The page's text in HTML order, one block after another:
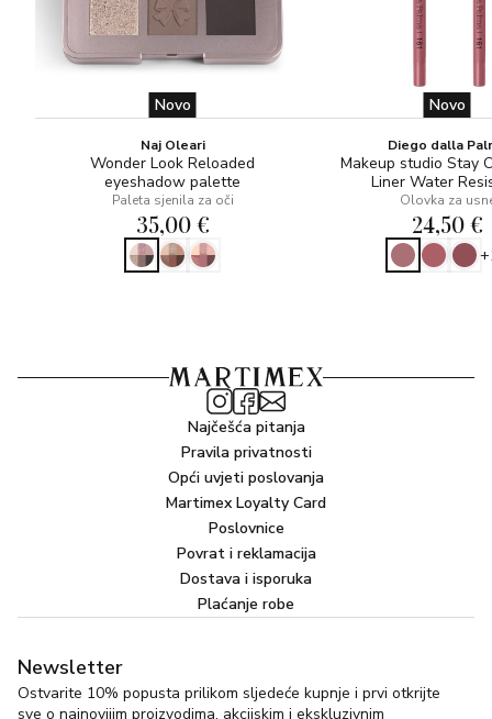
Novo
Naj Oleari
Wonder Look Reloaded
eyeshadow palette
Paleta sjenila za oči
35,00 €
Novo
Diego dalla
Makeup studio Stay
Liner Water
Olovka za
24,50 €
Najčešća pitanja
Pravila privatnosti
Opći uvjeti poslovanja
Martimex Loyalty Card
Poslovnice
Povrat i reklamacija
Dostava i isporuka
Plaćanje robe
Newsletter
Ostvarite 10% popusta prilikom sljedeće kupnje i prvi otkrijte
sve o najnovijim proizvodima, akcijskim i ekskluzivnim